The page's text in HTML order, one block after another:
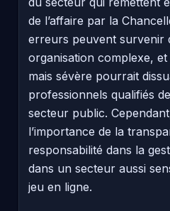
de l’affaire par la
erreurs peuvent survenir
organisation complexe,
mais sévère pourrait
professionnels qualifiés
secteur public.
l’importance de la
responsabilité dans la
dans un secteur aussi
jeu en ligne.